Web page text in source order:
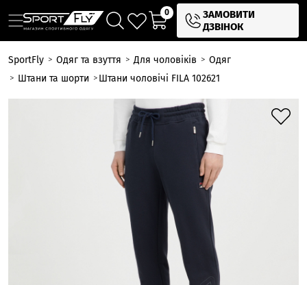
0
ЗАМОВИТИ
ДЗВІНОК
SportFly Одяг та взуття Для чоловіків
Одяг
Штани та шорти
Штани чоловічі FILA 102621